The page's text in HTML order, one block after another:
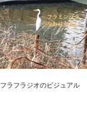
フラフラジオのビジュアル